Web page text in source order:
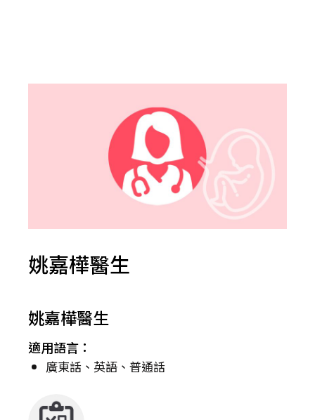
姚嘉樺醫生
姚嘉樺醫生
適用語言：
廣東話、英語、普通話